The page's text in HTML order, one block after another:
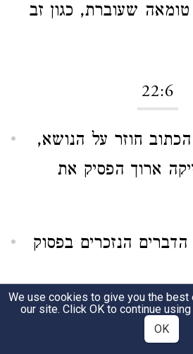
שעוברת, כגון זב
22:6
הכתוב חוזר על הנושא,
ארוך הפסיק את
הדברים הנזכרים בפסוק
נקבע שהטומאה
עד הערב ושגם בערב
We use cookies to give you the
our site. Click OK to continue using
OK